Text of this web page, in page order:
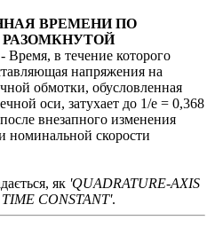
ВРЕМЕНИ ПО
- Время, в течение которого
напряжения на
обмотки, обусловленная
оси, затухает до 1/е = 0,368
внезапного изменения
скорости
як 'QUADRATURE-AXIS
CONSTANT'.